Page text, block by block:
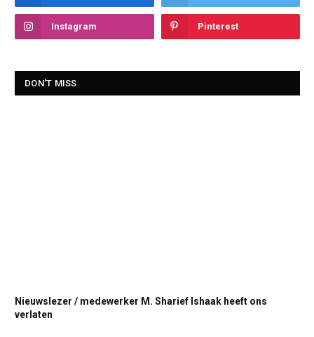
Instagram Pinterest
DON'T MISS
Nieuwslezer / medewerker M. Sharief Ishaak heeft ons
verlaten